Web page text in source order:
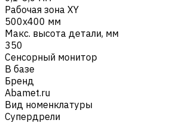
Рабочая зона XY
500x400 мм
Макс. высота детали, мм
350
Сенсорный монитор
В базе
Бренд
Abamet.ru
Вид номенклатуры
Супердрели